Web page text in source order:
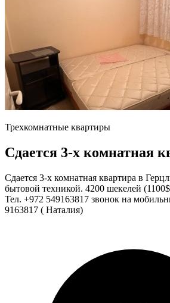
Трехкомнатные квартиры
Сдается 3-х комнатная
Сдается 3-х комнатная квартира в
бытовой техникой. 4200 шекелей
Тел. +972 549163817 звонок на
9163817 ( Наталия)